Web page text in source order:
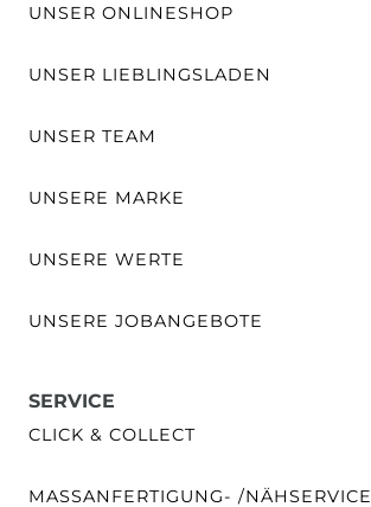
UNSER ONLINESHOP
UNSER LIEBLINGSLADEN
UNSER TEAM
UNSERE MARKE
UNSERE WERTE
UNSERE JOBANGEBOTE
SERVICE
CLICK & COLLECT
MASSANFERTIGUNG- /NÄHSERVICE